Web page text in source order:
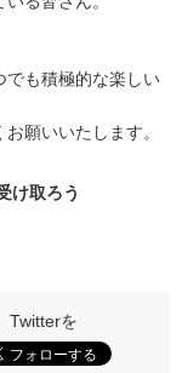
でも積極的な楽しい
願いいたします。
け取ろう